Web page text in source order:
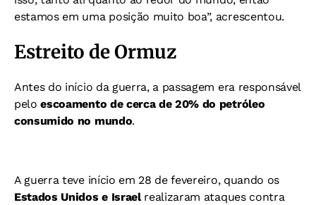
estamos em uma posição muito boa”, acrescentou.
Estreito de Ormuz
Antes do início da guerra, a passagem era responsável
peloescoamento de cerca de 20% do petróleo
consumido no mundo.
A guerra teve início em 28 de fevereiro, quando os
Estados Unidos e Israelrealizaram ataques contra